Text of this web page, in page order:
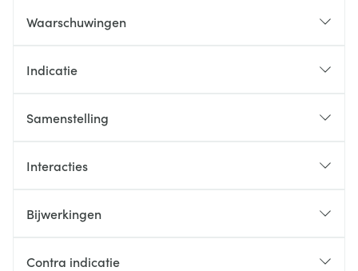
Waarschuwingen
Indicatie
Samenstelling
Interacties
Bijwerkingen
Contra indicatie